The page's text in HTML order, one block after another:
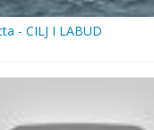
Jedrenja
- CILJ I LABUD